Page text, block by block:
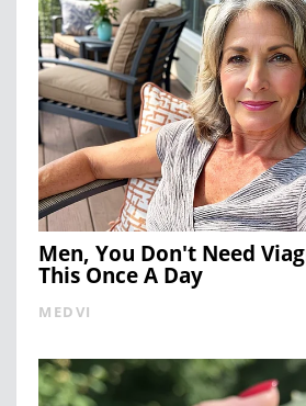
Men, You Don't Need
This Once A Day
MEDVI